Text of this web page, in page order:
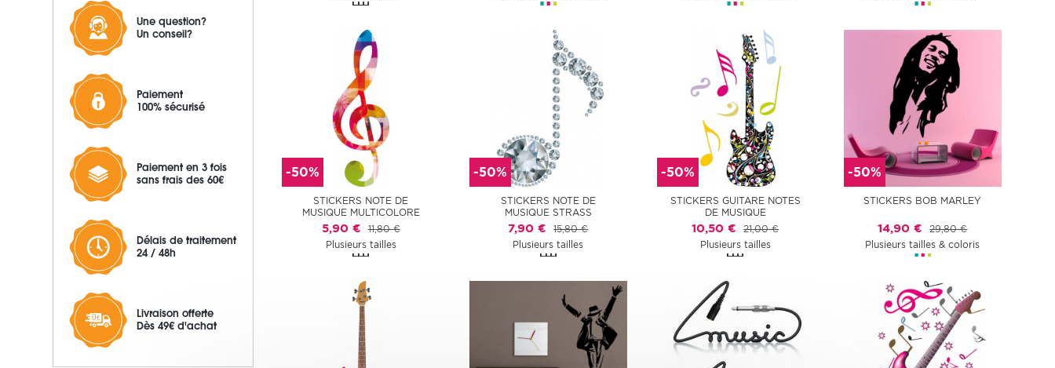
Une question?
Un conseil?
Paiement
100% sécurisé
Paiement en 3 fois
sans frais des 60€
Délais de traitement
24 / 48h
Livraison offerte
Dès 49€ d'achat
-50%
STICKERS NOTE DE
MUSIQUE MULTICOLORE
5,90 €
11,80 €
Plusieurs tailles
-50%
STICKERS NOTE DE
MUSIQUE STRASS
7,90 €
15,80 €
Plusieurs tailles
-50%
STICKERS GUITARE NOTES
DE MUSIQUE
10,50 €
21,00 €
Plusieurs tailles
-50%
STICKERS BOB MARLEY
14,90 €
29,80 €
Plusieurs tailles & coloris